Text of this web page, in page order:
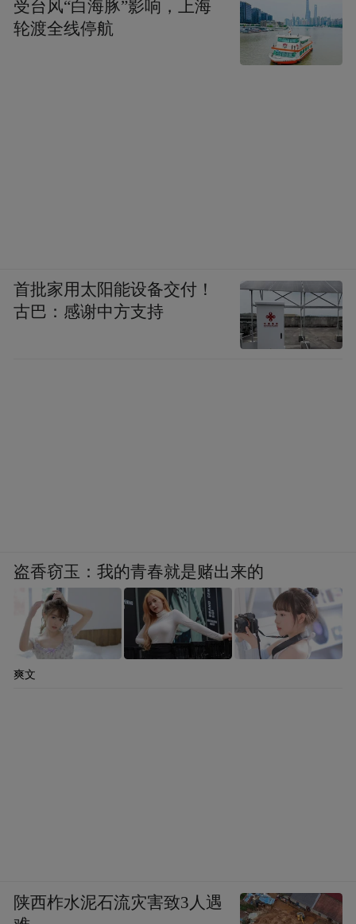
受台风“白海豚”影响，上海
轮渡全线停航
首批家用太阳能设备交付！
古巴：感谢中方支持
盗香窃玉：我的青春就是赌出来的
爽文
陕西柞水泥石流灾害致3人遇